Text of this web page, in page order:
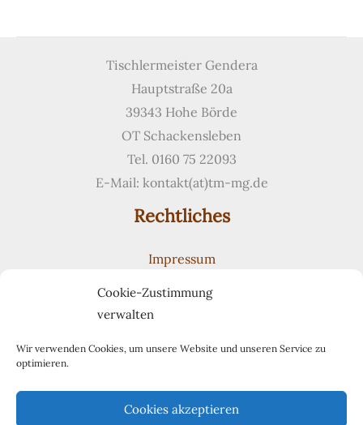
Cookie-Zustimmung
verwalten
Wir verwenden Cookies, um unsere Website und unseren Service zu
optimieren.
Cookies akzeptieren
mit
Tischlermeister Gendera
Hauptstraße 20a
39343 Hohe Börde
OT Schackensleben
Tel. 0160 75 22093
E-Mail: kontakt(at)tm-mg.de
Rechtliches
Impressum
Cookie-Richtlinie (EU)
Suchen